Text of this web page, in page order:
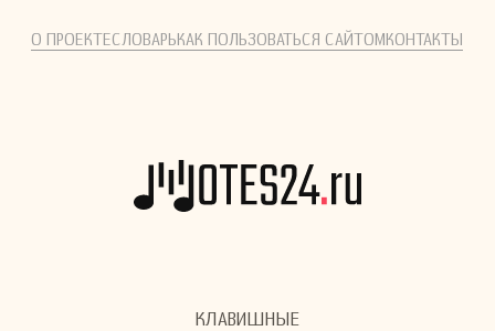
О ПРОЕКТЕСЛОВАРЬКАК ПОЛЬЗОВАТЬСЯ САЙТОМКОНТАКТЫ
КЛАВИШНЫЕ